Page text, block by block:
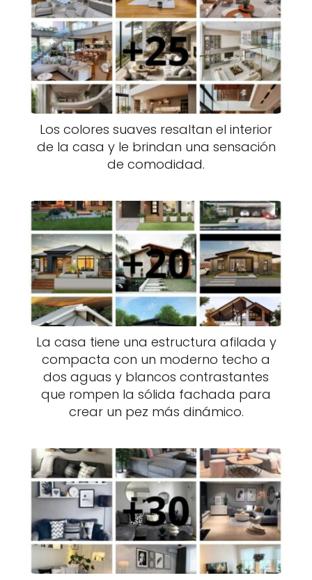
Los colores suaves resaltan el interior
de la casa y le brindan una sensación
de comodidad.
La casa tiene una estructura afilada y
compacta con un moderno techo a
dos aguas y blancos contrastantes
que rompen la sólida fachada para
crear un pez más dinámico.